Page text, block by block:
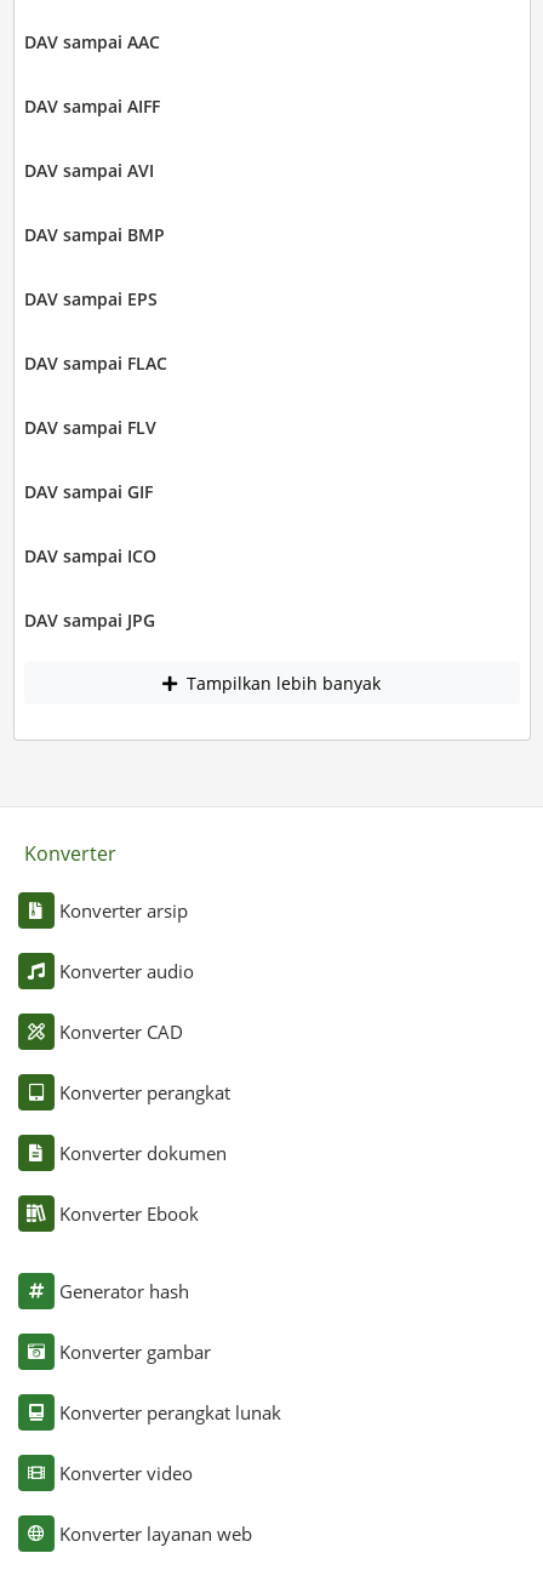
DAV sampai AAC
DAV sampai AIFF
DAV sampai AVI
DAV sampai BMP
DAV sampai EPS
DAV sampai FLAC
DAV sampai FLV
DAV sampai GIF
DAV sampai ICO
DAV sampai JPG
Tampilkan lebih banyak
Konverter
Konverter arsip
Konverter audio
Konverter CAD
Konverter perangkat
Konverter dokumen
Konverter Ebook
Generator hash
Konverter gambar
Konverter perangkat lunak
Konverter video
Konverter layanan web